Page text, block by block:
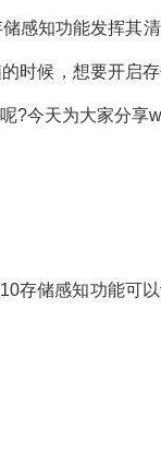
感知功能发挥其
时候，想要开启
?今天为大家分享
储感知功能可